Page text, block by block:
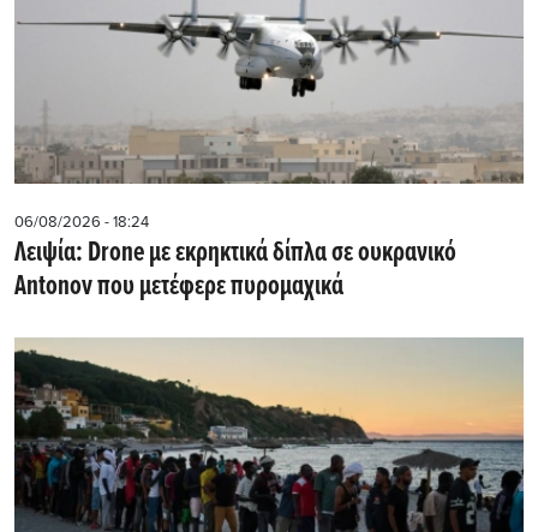
06/08/2026 - 18:24
Λειψία: Drone με εκρηκτικά δίπλα σε ουκρανικό
Antonov που μετέφερε πυρομαχικά